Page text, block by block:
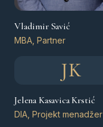
Vladimir Savić
MBA, Partner
JK
Jelena Kasavica Krstić
DIA, Projekt menadžer